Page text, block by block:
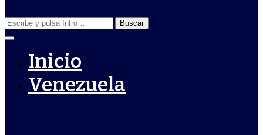
Buscar:
Inicio
Venezuela